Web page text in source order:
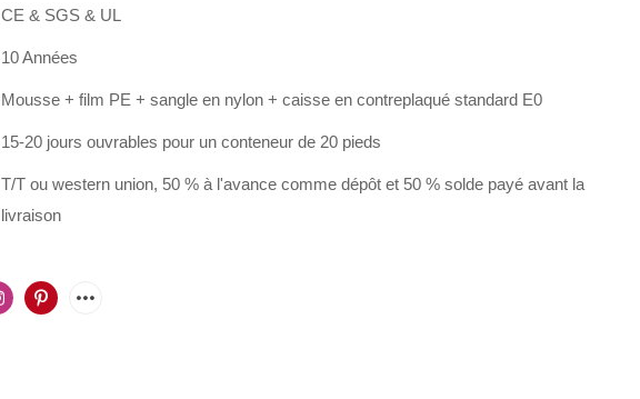
CE & SGS & UL
10 Années
Mousse + film PE + sangle en nylon + caisse en contreplaqué standard E0
15-20 jours ouvrables pour un conteneur de 20 pieds
T/T ou western union, 50 % à l'avance comme dépôt et 50 % solde payé avant la
livraison